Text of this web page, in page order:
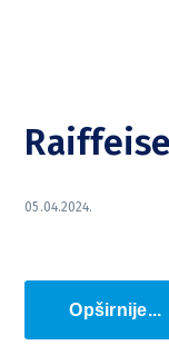
05.04.2024.
Opširnije...